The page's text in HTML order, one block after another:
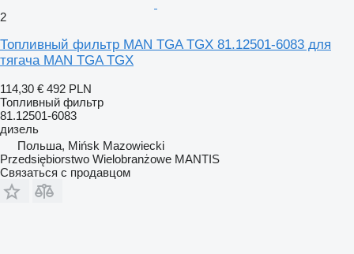
2
Топливный фильтр MAN TGA TGX 81.12501-6083 для
тягача MAN TGA TGX
114,30 € 492 PLN
Топливный фильтр
81.12501-6083
дизель
Польша, Mińsk Mazowiecki
Przedsiębiorstwo Wielobranżowe MANTIS
Связаться с продавцом